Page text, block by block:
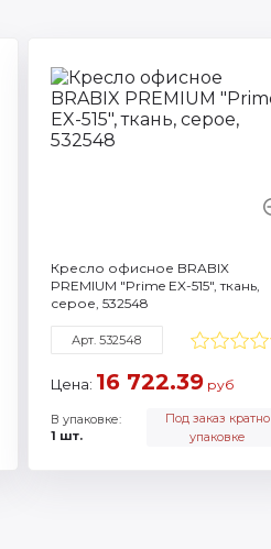
Артикул: 532949
Смотреть все характеристики
Кресло офисное BRABIX
PREMIUM "Prime EX-515", ткань,
серое, 532548
Арт. 532548
Цена: 16 722.39руб
В упаковке:
1 шт.
Под заказ кратно
упаковке